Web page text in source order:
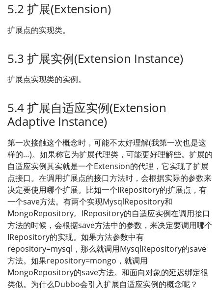
5.2 扩展(Extension)
扩展点的实现类。
5.3 扩展实例(Extension Instance)
扩展点实现类的实例。
5.4 扩展自适应实例(Extension
Adaptive Instance)
第一次接触这个概念时，可能不太好理解(我第一次也是这
样的…)。如果称它为扩展代理类，可能更好理解些。扩展的
自适应实例其实就是一个Extension的代理，它实现了扩展
点接口。在调用扩展点的接口方法时，会根据实际的参数来
决定要使用哪个扩展。比如一个IRepository的扩展点，有
一个save方法。有两个实现MysqlRepository和
MongoRepository。IRepository的自适应实例在调用接口
方法的时候，会根据save方法中的参数，来决定要调用哪个
IRepository的实现。如果方法参数中有
repository=mysql，那么就调用MysqlRepository的save
方法。如果repository=mongo，就调用
MongoRepository的save方法。和面向对象的延迟绑定很
类似。为什么Dubbo会引入扩展自适应实例的概念呢？